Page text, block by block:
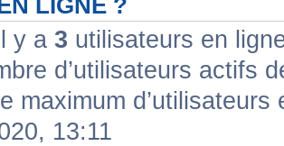
LIGNE ?
y a 3 utilisateurs en
d’utilisateurs actifs
maximum
13:11